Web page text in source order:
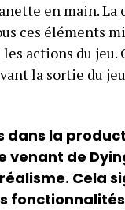
en main.
ces éléments
actions du
la sortie du
la
de
Cela